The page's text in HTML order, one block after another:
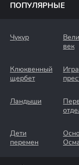
ПОПУЛЯРНЫЕ
Чукур
век
Клюквенный
щербет
Игра
Ландыши
Дети
перемен